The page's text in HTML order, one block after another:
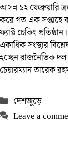
আসন্ন ১২ ফেব্রুয়ারি
করে গত এক সপ্তাহে
ফ্যাক্ট চেকিং
একাধিক সংস্থার
হচ্ছেন রাজনৈতিক দল
চেয়ারম্যান তারেক
Categories
দেশজুড়ে
Leave a